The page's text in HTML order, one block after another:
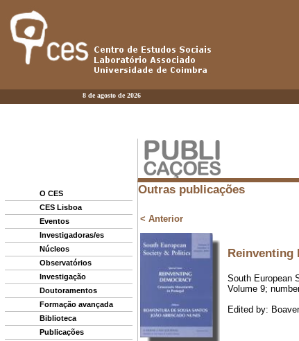
8 de agosto de 2026
O CES
CES Lisboa
Eventos
Investigadoras/es
Núcleos
Observatórios
Investigação
Doutoramentos
Formação avançada
Biblioteca
Publicações